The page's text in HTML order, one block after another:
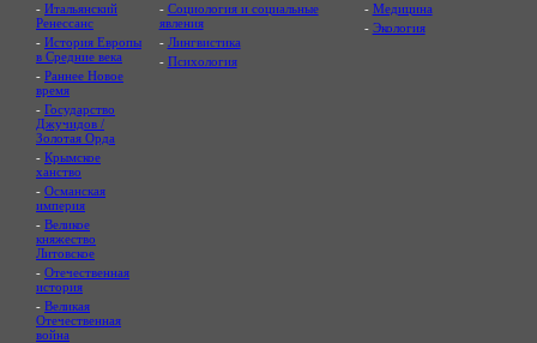
- Итальянский
Ренессанс
- История Европы
в Средние века
- Раннее Новое
время
- Государство
Джучидов /
Золотая Орда
- Крымское
ханство
- Османская
империя
- Великое
княжество
Литовское
- Отечественная
история
- Великая
Отечественная
война
- Социология и социальные
явления
- Лингвистика
- Психология
- Медицина
- Экология